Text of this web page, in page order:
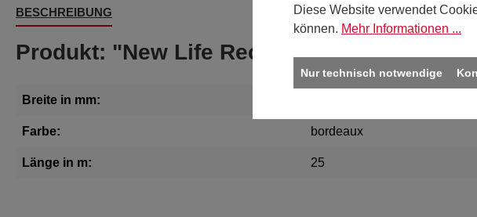
BESCHREIBUNG
Produkt: "New Life Recyclingeschenkband
Breite in mm:
Farbe: bordeaux
Länge in m: 25
Diese Website verwendet
können. Mehr Informationen ...
Nur technisch notwendige